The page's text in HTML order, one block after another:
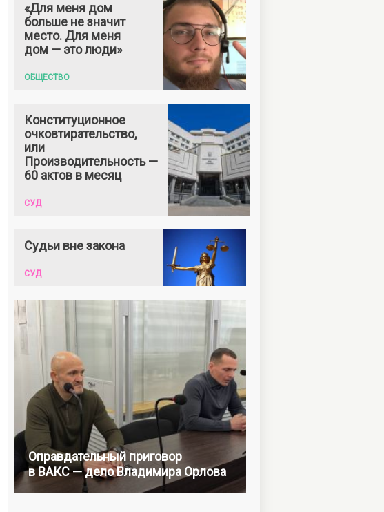
«Для меня дом
больше не значит
место. Для меня
дом — это люди»
ОБЩЕСТВО
Конституционное
очковтирательство,
или
Производительность —
60 актов в месяц
СУД
Судьи вне закона
СУД
Оправдательный приговор
в ВАКС — дело Владимира Орлова